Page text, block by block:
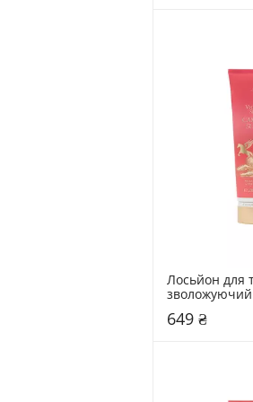
Лосьйон для
Sunset
649 ₴